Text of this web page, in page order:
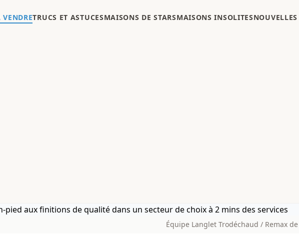
VENDRETRUCS ET ASTUCESMAISONS DE STARSMAISONS INSOLITESNOUVELLES
Équipe Langlet Trodéchaud / Remax